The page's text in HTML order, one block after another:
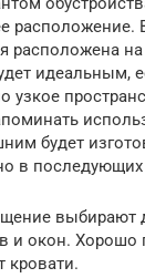
расположение.
расположена
идеальным,
узкое
будет
в последующих
выбирают
и окон. Хорошо
кровати.